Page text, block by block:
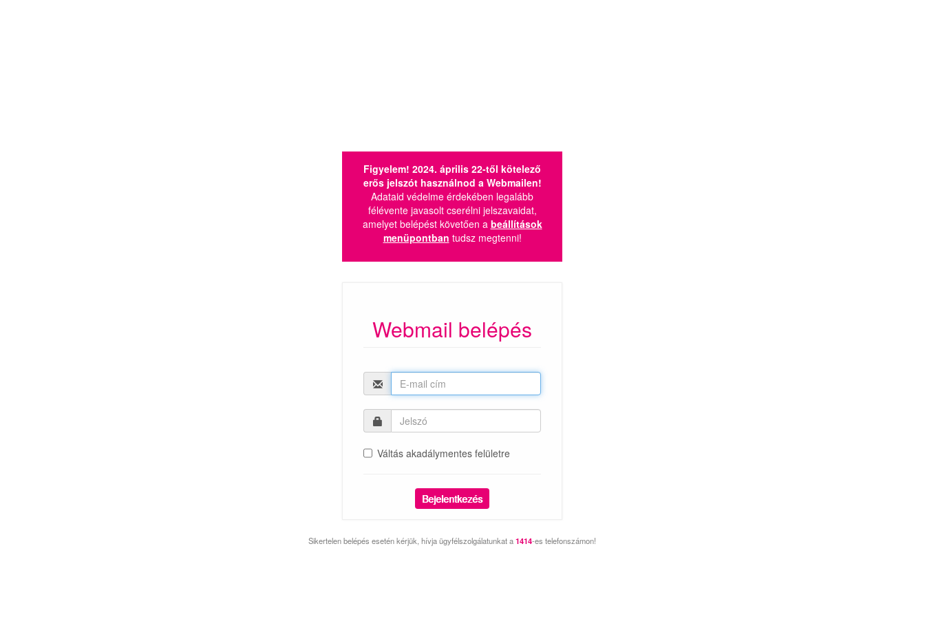
Figyelem! 2024. április 22-től kötelező
erős jelszót használnod a Webmailen!
Adataid védelme érdekében legalább
félévente javasolt cserélni jelszavaidat,
amelyet belépést követően a beállítások
menüpontban tudsz megtenni!
Webmail belépés
Váltás akadálymentes felületre
Sikertelen belépés esetén kérjük, hívja ügyfélszolgálatunkat a1414-es telefonszámon!